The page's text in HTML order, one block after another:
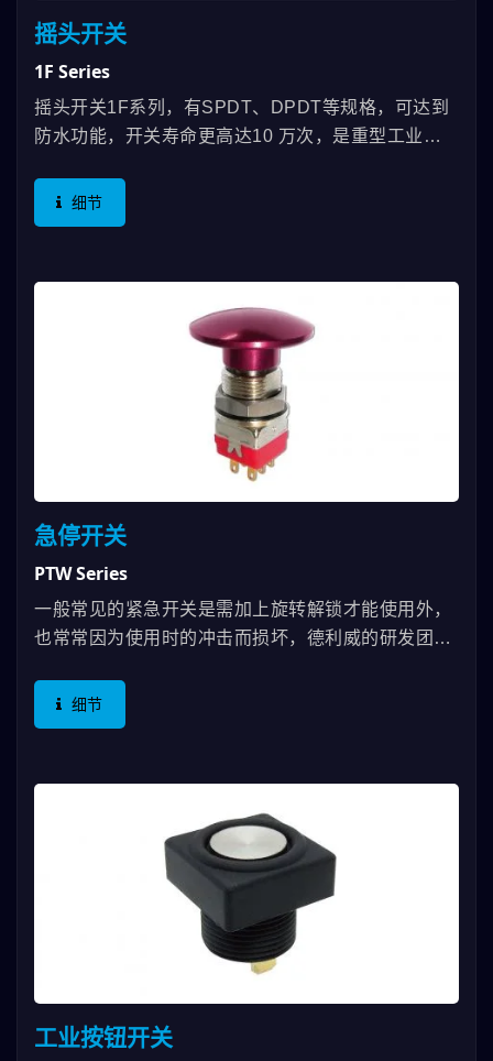
摇头开关
1F Series
摇头开关1F系列，有SPDT、DPDT等规格，可达到
防水功能，开关寿命更高达10 万次，是重型工业遥
细节
急停开关
PTW Series
一般常见的紧急开关是需加上旋转解锁才能使用外，
也常常因为使用时的冲击而损坏，德利威的研发团
用时更人性化的便利，对于误触停机或开启的问题，
经实验~达到最合适的规格及拥有更长的寿命。
细节
工业按钮开关